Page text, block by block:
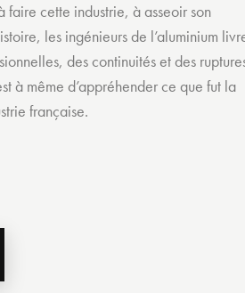
cette industrie, à asseoir son
les ingénieurs de l’aluminium
des continuités et des
à même d’appréhender ce que fut la
française.